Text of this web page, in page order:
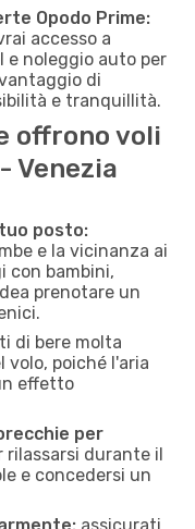
Opodo Prime:
accesso a
e noleggio auto per
di
e tranquillità.
offrono voli
Venezia
posto:
e la vicinanza ai
con bambini,
prenotare un
di bere molta
poiché l'aria
effetto
per
rilassarsi durante il
e concedersi un